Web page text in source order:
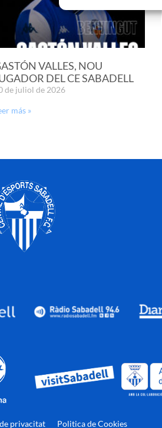
VALLES, NOU
DEL CE SABADELL
de juliol de 2026
más »
privacitat Politica de Cookies